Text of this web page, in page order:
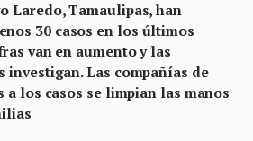
Laredo, Tamaulipas, han
30 casos en los últimos
van en aumento y las
investigan. Las compañías de
los casos se limpian las manos